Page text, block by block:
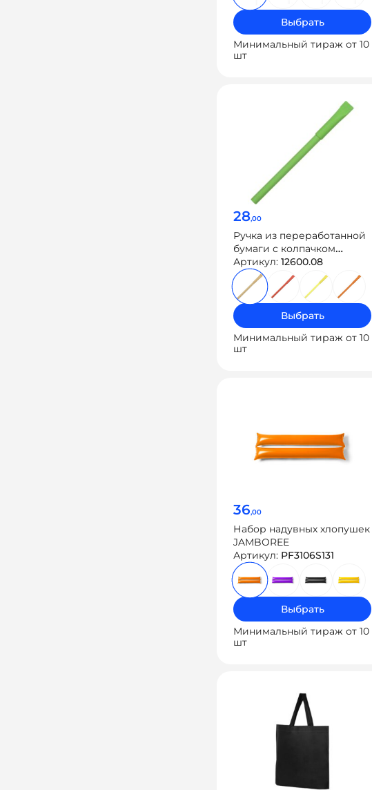
Выбрать
Минимальный тираж от 10
шт
28,00
Ручка из переработанной
бумаги с колпачком
«Recycled»
Артикул: 12600.08
Выбрать
Минимальный тираж от 10
шт
36,00
Набор надувных хлопушек
JAMBOREE
Артикул: PF3106S131
Выбрать
Минимальный тираж от 10
шт